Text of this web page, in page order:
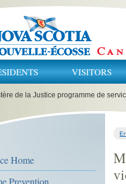
VISITORS
de la Justice programme de
Home
Prevention